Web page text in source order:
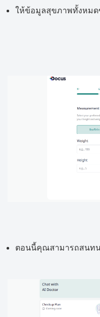
ให้ข้อมูลสุขภาพทั้งหม
ตอนนี้คุณสามารถสนท